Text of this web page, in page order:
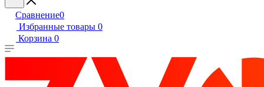
Сравнение0
Избранные товары 0
Корзина 0